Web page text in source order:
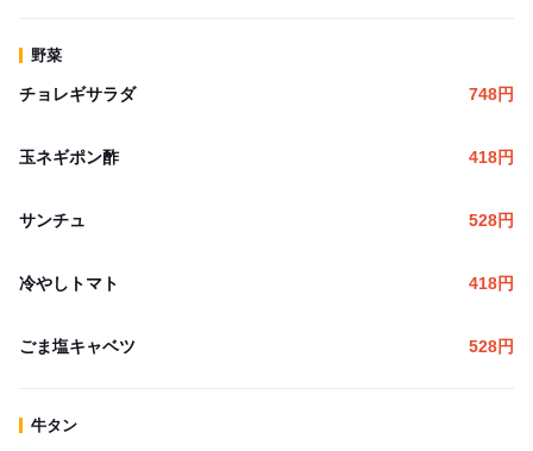
野菜
チョレギサラダ 748円
玉ネギポン酢 418円
サンチュ 528円
冷やしトマト 418円
ごま塩キャベツ 528円
牛タン